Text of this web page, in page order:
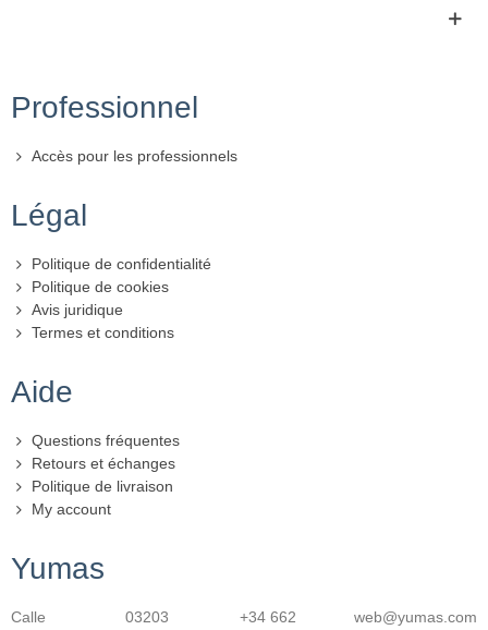
Yumas
Calle
03203
+34 662
web@yumas.com
Aide
Questions fréquentes
Retours et échanges
Politique de livraison
My account
Légal
Politique de confidentialité
Politique de cookies
Avis juridique
Termes et conditions
Professionnel
Accès pour les professionnels